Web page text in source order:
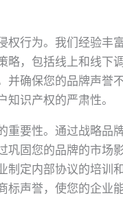
行为。我们经验丰
，包括线上和线下
确保您的品牌声誉
识产权的严肃性。
要性。通过战略品
固您的品牌的市场
定内部协议的培训
声誉，使您的企业